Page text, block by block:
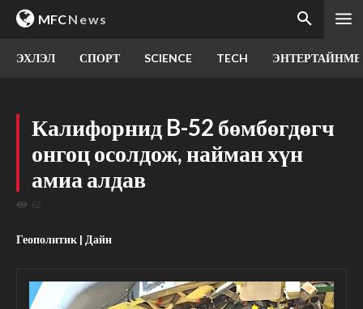
MFCNews
ЭХЛЭЛ СПОРТ SCIENCE TECH
Калифорнид B-52 бөмбөгдөгч
онгоц осолдож, найман хүн
амиа алдав
62
Геополитик | Дайн